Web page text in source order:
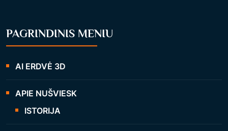
PAGRINDINIS MENIU
AI ERDVĖ 3D
APIE NUŠVIESK
ISTORIJA